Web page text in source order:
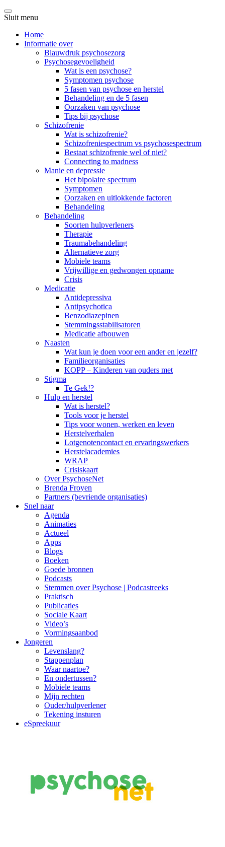
Sluit menu
Home
Informatie over
Blauwdruk psychosezorg
Psychosegevoeligheid
Wat is een psychose?
Symptomen psychose
5 fasen van psychose en herstel
Behandeling en de 5 fasen
Oorzaken van psychose
Tips bij psychose
Schizofrenie
Wat is schizofrenie?
Schizofreniespectrum vs psychosespectrum
Bestaat schizofrenie wel of niet?
Connecting to madness
Manie en depressie
Het bipolaire spectrum
Symptomen
Oorzaken en uitlokkende factoren
Behandeling
Behandeling
Soorten hulpverleners
Therapie
Traumabehandeling
Alternatieve zorg
Mobiele teams
Vrijwillige en gedwongen opname
Crisis
Medicatie
Antidepressiva
Antipsychotica
Benzodiazepinen
Stemmingsstabilisatoren
Medicatie afbouwen
Naasten
Wat kun je doen voor een ander en jezelf?
Familieorganisaties
KOPP – Kinderen van ouders met
Stigma
Te Gek!?
Hulp en herstel
Wat is herstel?
Tools voor je herstel
Tips voor wonen, werken en leven
Herstelverhalen
Lotgenotencontact en ervaringswerkers
Herstelacademies
WRAP
Crisiskaart
Over PsychoseNet
Brenda Froyen
Partners (bevriende organisaties)
Snel naar
Agenda
Animaties
Actueel
Apps
Blogs
Boeken
Goede bronnen
Podcasts
Stemmen over Psychose | Podcastreeks
Praktisch
Publicaties
Sociale Kaart
Video’s
Vormingsaanbod
Jongeren
Levenslang?
Stappenplan
Waar naartoe?
En ondertussen?
Mobiele teams
Mijn rechten
Ouder/hulpverlener
Tekening insturen
eSpreekuur